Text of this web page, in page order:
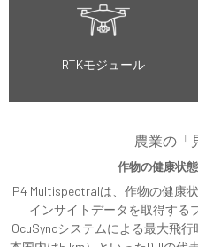
RTKモジュール
農業の「
作物の健康状
P4 Multispectralは、作物の健康
インサイトデータを取得する
OcuSyncシステムによる最大飛